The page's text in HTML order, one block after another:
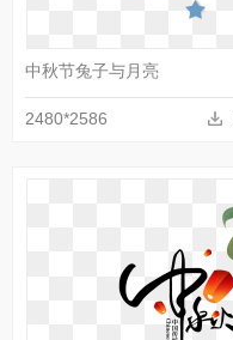
中秋节兔子与月亮
2480*2586